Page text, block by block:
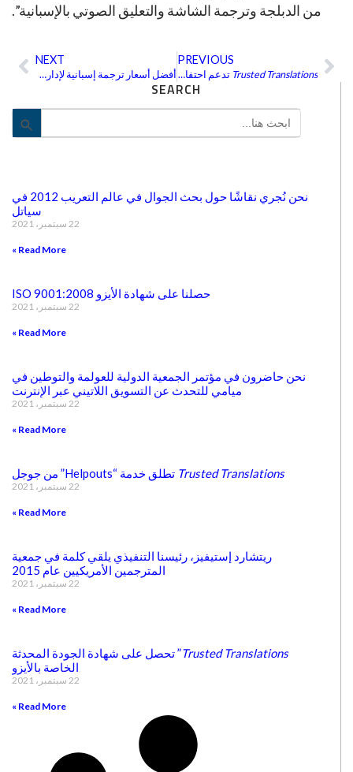
SEARCH
Search
for:
نحن نُجري نقاشًا حول بحث الجوال في عالم التعريب 2012 في
سياتل
22 سبتمبر، 2021
Read More »
حصلنا على شهادة الأيزو ISO 9001:2008
22 سبتمبر، 2021
Read More »
نحن حاضرون في مؤتمر الجمعية الدولية للعولمة والتوطين في
ميامي للتحدث عن التسويق اللاتيني عبر الإنترنت
22 سبتمبر، 2021
Read More »
Trusted Translations تطلق خدمة “Helpouts” من جوجل
22 سبتمبر، 2021
Read More »
ريتشارد إستيفيز، رئيسنا التنفيذي يلقي كلمة في جمعية
المترجمين الأمريكيين عام 2015
22 سبتمبر، 2021
Read More »
Trusted Translations” تحصل على شهادة الجودة المحدثة
الخاصة بالأيزو
22 سبتمبر، 2021
Read More »
من الدبلجة وترجمة الشاشة والتعليق الصوتي بالإسبانية”.
Prev
PREVIOUS
Trusted Translations تدعم احتفالية سانت جود
NEXT
أفضل أسعار ترجمة إسبانية لإدارة الخدمات العامة